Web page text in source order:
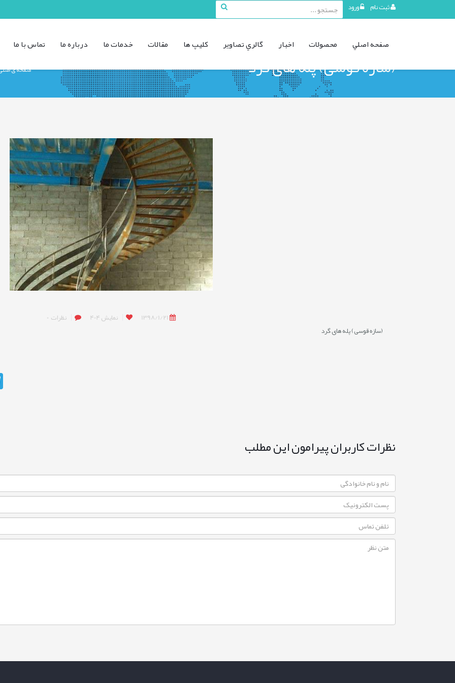
ثبت نام ورود
منوی
کاربری
صفحه اصلي محصولات اخبار گالري تصاوير کليپ ها مقالات خدمات ما درباره ما تماس با ما
(سازه قوسی) پله های گرد صفحه ی
1398/1/21 نمایش نظرات
(سازه قوسی) پله های گرد
نظرات کاربران پیرامون این مطلب